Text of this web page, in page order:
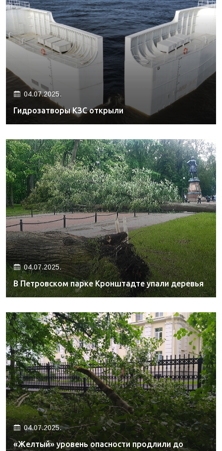
04.07.2025.
Гидрозатворы КЗС открыли
04.07.2025.
В Петровском парке Кронштадте упали деревья
04.07.2025.
«Желтый» уровень опасности продлили до